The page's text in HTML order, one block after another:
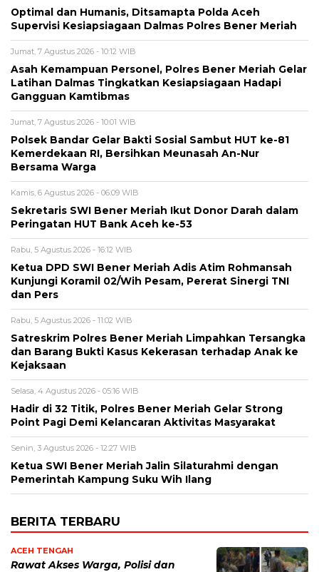
Optimal dan Humanis, Ditsamapta Polda Aceh
Supervisi Kesiapsiagaan Dalmas Polres Bener Meriah
Jumat, 7 Agustus 2026 - 10:12 WIB
Asah Kemampuan Personel, Polres Bener Meriah Gelar
Latihan Dalmas Tingkatkan Kesiapsiagaan Hadapi
Gangguan Kamtibmas
Jumat, 7 Agustus 2026 - 10:01 WIB
Polsek Bandar Gelar Bakti Sosial Sambut HUT ke-81
Kemerdekaan RI, Bersihkan Meunasah An-Nur
Bersama Warga
Kamis, 6 Agustus 2026 - 06:09 WIB
Sekretaris SWI Bener Meriah Ikut Donor Darah dalam
Peringatan HUT Bank Aceh ke-53
Rabu, 5 Agustus 2026 - 16:12 WIB
Ketua DPD SWI Bener Meriah Adis Atim Rohmansah
Kunjungi Koramil 02/Wih Pesam, Pererat Sinergi TNI
dan Pers
Rabu, 5 Agustus 2026 - 11:02 WIB
Satreskrim Polres Bener Meriah Limpahkan Tersangka
dan Barang Bukti Kasus Kekerasan terhadap Anak ke
Kejaksaan
Selasa, 4 Agustus 2026 - 05:16 WIB
Hadir di 32 Titik, Polres Bener Meriah Gelar Strong
Point Pagi Demi Kelancaran Aktivitas Masyarakat
Senin, 3 Agustus 2026 - 12:27 WIB
Ketua SWI Bener Meriah Jalin Silaturahmi dengan
Pemerintah Kampung Suku Wih Ilang
BERITA TERBARU
ACEH TENGAH
Rawat Akses Warga, Polisi dan